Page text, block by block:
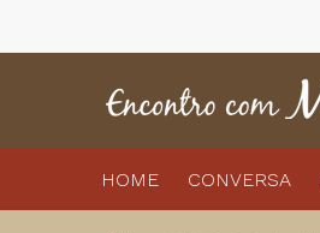
HOME CONVERSA